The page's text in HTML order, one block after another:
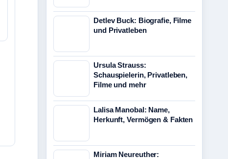
Detlev Buck: Biografie, Filme
und Privatleben
Ursula Strauss:
Schauspielerin, Privatleben,
Filme und mehr
Lalisa Manobal: Name,
Herkunft, Vermögen & Fakten
Miriam Neureuther: